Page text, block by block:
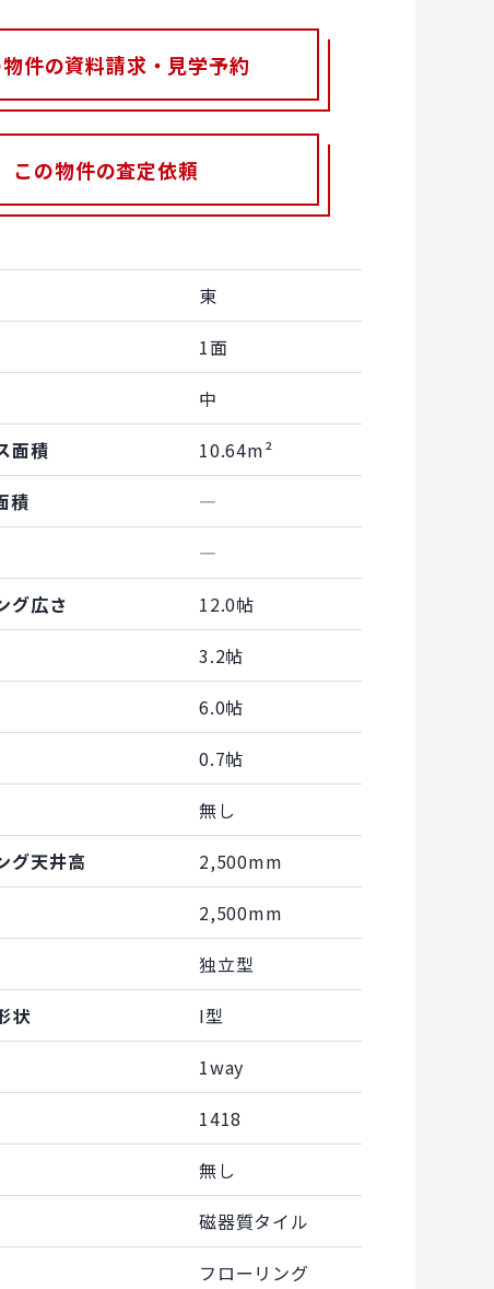
件の資料請求・見学予約
この物件の査定依頼
東
1面
中
面積
10.64m²
積
―
―
グ広さ
12.0帖
3.2帖
6.0帖
0.7帖
無し
グ天井高
2,500mm
2,500mm
独立型
状
I型
1way
1418
無し
磁器質タイル
フローリング